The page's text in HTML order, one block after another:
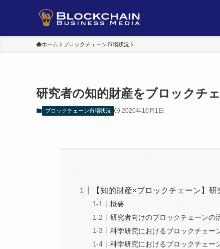
ホーム ブロックチェーン市場状況
研究者の知的財産をブロックチ
ブロックチェーン市場状況 2020年10月1日
【知的財産×ブロックチェーン】
概要
研究者向けのブロックチェーンの
科学研究におけるブロックチェー
科学研究におけるブロックチェー